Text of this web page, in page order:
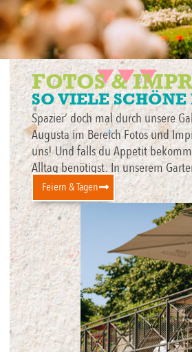
FOTOS &
SO VIELE
Spazier‘ doch mal durch unsere
Augusta im Bereich Fotos und
uns! Und falls du Appetit
Alltag benötigst: In unserem
Feiern & Tagen